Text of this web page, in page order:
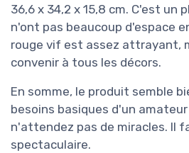
36,6 x 34,2 x 15,8 cm. C'est un
n'ont pas beaucoup d'espace
rouge vif est assez attrayant,
convenir à tous les décors.
En somme, le produit semble
besoins basiques d'un
n'attendez pas de miracles. Il
spectaculaire.